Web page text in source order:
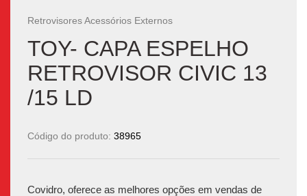
Retrovisores Acessórios Externos
TOY- CAPA ESPELHO
RETROVISOR CIVIC 13
/15 LD
Código do produto: 38965
Covidro, oferece as melhores opções em vendas de